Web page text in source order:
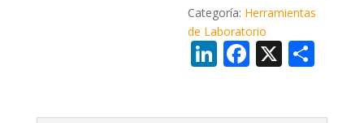
Categoría: Herramientas
de Laboratorio
Li F X